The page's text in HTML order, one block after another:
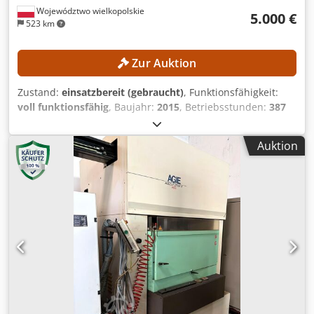
Województwo wielkopolskie
523 km
5.000 €
Zur Auktion
Zustand: einsatzbereit (gebraucht), Funktionsfähigkeit:
voll funktionsfähig, Baujahr: 2015, Betriebsstunden: 387
, Maschinen-/Fahrzeugnummer:
Arbeitshöhe:14.000 mm, TECHNISCHE DETAILS
Arbeitshöhe: 14 m Antrieb: 4 × 4 MASCHINEN-DETAILS
Dodpszrgxzjfx Ai Njck Plattformtragfähigkeit: max. 360 kg
Personenzahl: max. 2 Zulässige Zuladung: max. 200 kg
Handkraft: max. 400 N Windgeschwindigkeit: max. 12,5 m/s
Betriebsstunden: 387 h AUSSTATTUNG Ladegerät Externe
Referenz: SL15850SP
Auktion